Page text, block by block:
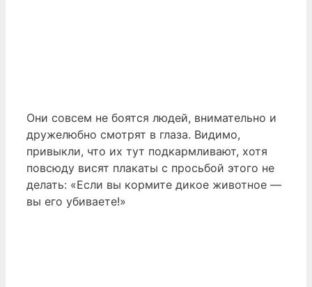
Они совсем не боятся людей, внимательно и
дружелюбно смотрят в глаза. Видимо,
привыкли, что их тут подкармливают, хотя
повсюду висят плакаты с просьбой этого не
делать: «Если вы кормите дикое животное —
вы его убиваете!»